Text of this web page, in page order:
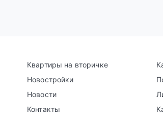
Квартиры на вторичке
Новостройки
Новости
Контакты